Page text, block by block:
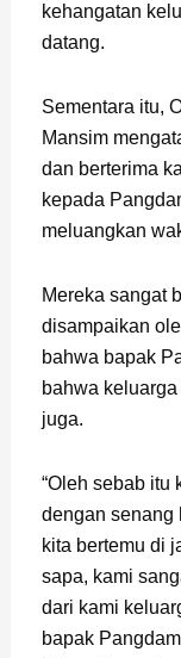
kehangatan
datang.
Sementara itu,
Mansim
dan berterima
kepada
meluangkan
Mereka sangat
disampaikan
bahwa bapak
bahwa
juga.
“Oleh sebab itu
dengan senang
kita bertemu di
sapa, kami
dari kami
bapak